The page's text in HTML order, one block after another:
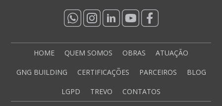
HOME QUEM SOMOS OBRAS ATUAÇÃO
GNG BUILDING CERTIFICAÇÕES PARCEIROS BLOG
LGPD TREVO CONTATOS